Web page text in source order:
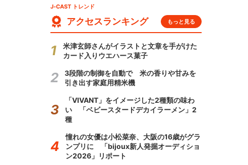
J-CAST トレンド
アクセスランキング もっと見る
米津玄師さんがイラストと文章を手がけた
カード入りウエハース菓子
3段階の制御を自動で 米の香りや甘みを
引き出す家庭用精米機
「VIVANT」をイメージした2種類の味わ
い 「ベビースタードデカイラーメン」2
種
憧れの女優は小松菜奈、大阪の16歳がグラ
ンプリに 「bijoux新人発掘オーディショ
ン2026」リポート